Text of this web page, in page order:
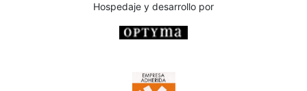
Hospedaje y desarrollo por